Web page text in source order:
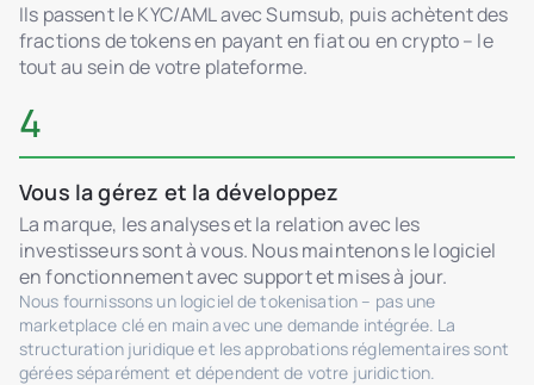
Ils passent le KYC/AML avec Sumsub, puis achètent des
fractions de tokens en payant en fiat ou en crypto – le
tout au sein de votre plateforme.
4
Vous la gérez et la développez
La marque, les analyses et la relation avec les
investisseurs sont à vous. Nous maintenons le logiciel
en fonctionnement avec support et mises à jour.
Nous fournissons un logiciel de tokenisation – pas une
marketplace clé en main avec une demande intégrée. La
structuration juridique et les approbations réglementaires sont
gérées séparément et dépendent de votre juridiction.